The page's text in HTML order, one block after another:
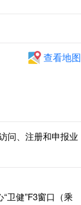
查看地图
问、注册和申报业
卫健”F3窗口（乘